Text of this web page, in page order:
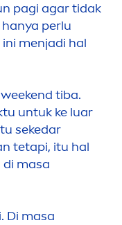
pagi agar tidak
perlu
menjadi hal
tiba.
untuk ke luar
sekedar
tetapi, itu hal
masa
Di masa